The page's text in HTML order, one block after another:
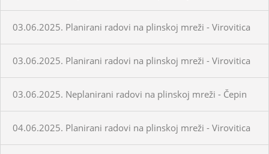
03.06.2025. Planirani radovi na plinskoj mreži - Virovitica
03.06.2025. Planirani radovi na plinskoj mreži - Virovitica
03.06.2025. Neplanirani radovi na plinskoj mreži - Čepin
04.06.2025. Planirani radovi na plinskoj mreži - Virovitica